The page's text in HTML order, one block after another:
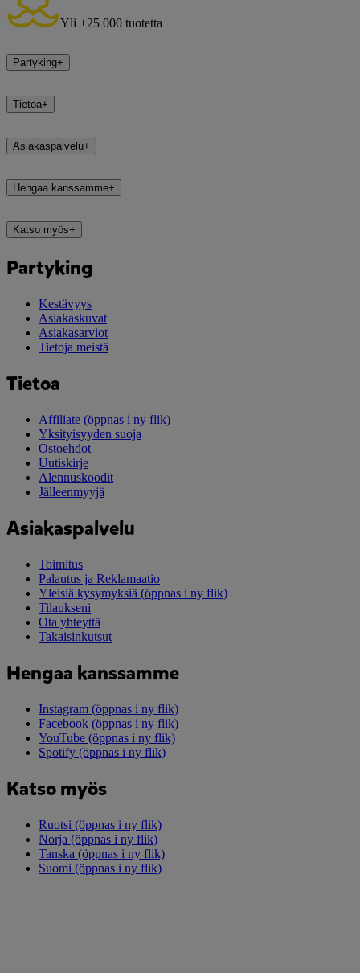
Yli +25 000 tuotetta
Partyking+
Tietoa+
Asiakaspalvelu+
Hengaa kanssamme+
Katso myös+
Partyking
Kestävyys
Asiakaskuvat
Asiakasarviot
Tietoja meistä
Tietoa
Affiliate (öppnas i ny flik)
Yksityisyyden suoja
Ostoehdot
Uutiskirje
Alennuskoodit
Jälleenmyyjä
Asiakaspalvelu
Toimitus
Palautus ja Reklamaatio
Yleisiä kysymyksiä (öppnas i ny flik)
Tilaukseni
Ota yhteyttä
Takaisinkutsut
Hengaa kanssamme
Instagram (öppnas i ny flik)
Facebook (öppnas i ny flik)
YouTube (öppnas i ny flik)
Spotify (öppnas i ny flik)
Katso myös
Ruotsi (öppnas i ny flik)
Norja (öppnas i ny flik)
Tanska (öppnas i ny flik)
Suomi (öppnas i ny flik)